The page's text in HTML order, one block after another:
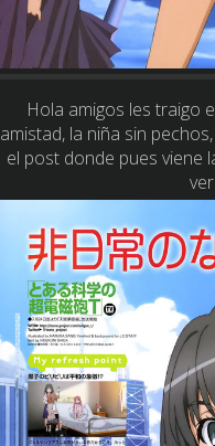
Hola amigos les traigo
amistad, la niña sin
el post donde pues viene